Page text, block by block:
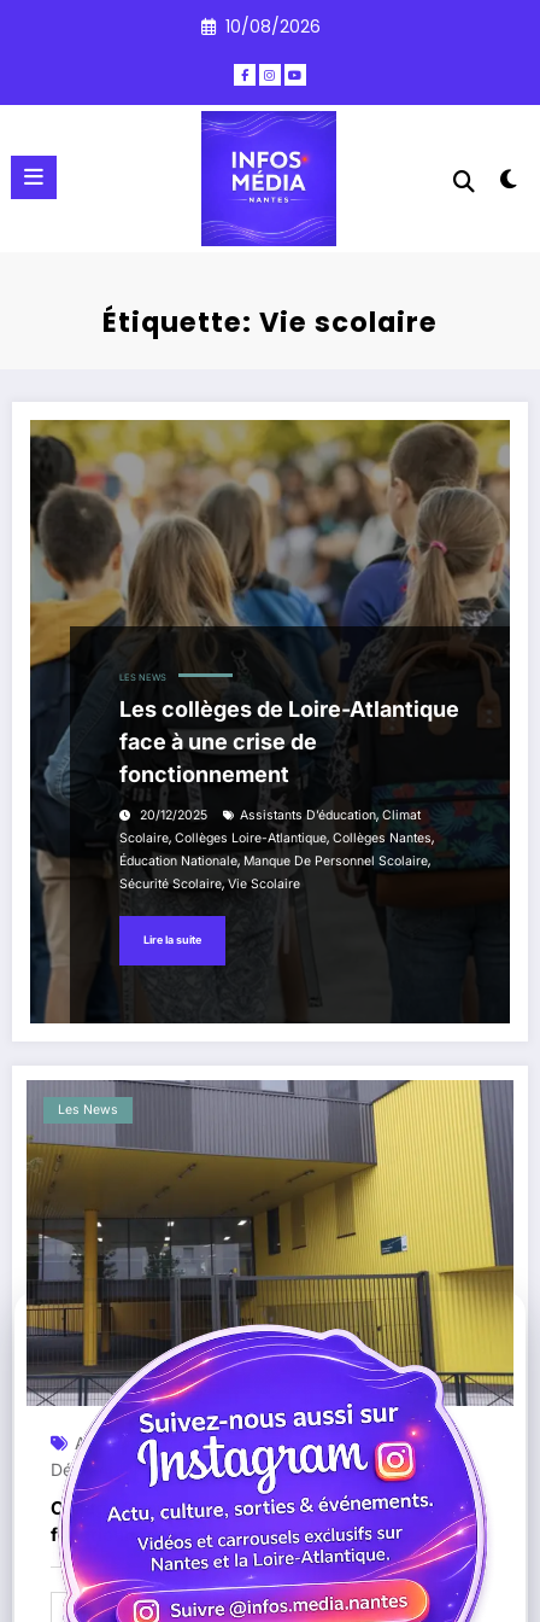
10/08/2026
Étiquette: Vie scolaire
LES NEWS
Les collèges de Loire-Atlantique
face à une crise de
fonctionnement
20/12/2025 Assistants D’éducation, Climat
Scolaire, Collèges Loire-Atlantique, Collèges Nantes,
Éducation Nationale, Manque De Personnel Scolaire,
Sécurité Scolaire,Vie Scolaire
Lire la suite
Les News
AED, Collège Chantenay,Éducation,Mode
Dégradé , Nantes ,Parents D’élèves,Vie Scolaire
Collège Chantenay à Nantes :
fonctionnement en mode dégradé face à
l’épuisement de l’équipe de vie scolaire
Lire la suite 08/12/2025